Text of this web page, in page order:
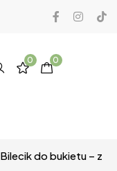
0 0
Bilecik do bukietu – z